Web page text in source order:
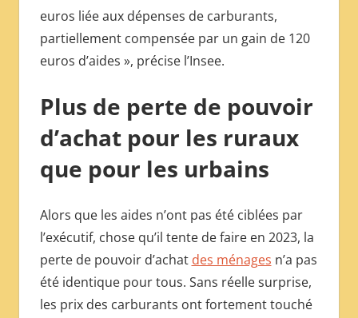
euros liée aux dépenses de carburants,
partiellement compensée par un gain de 120
euros d’aides », précise l’Insee.
Plus de perte de pouvoir
d’achat pour les ruraux
que pour les urbains
Alors que les aides n’ont pas été ciblées par
l’exécutif, chose qu’il tente de faire en 2023, la
perte de pouvoir d’achat des ménages n’a pas
été identique pour tous. Sans réelle surprise,
les prix des carburants ont fortement touché